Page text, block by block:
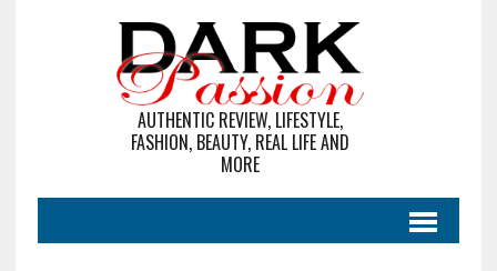
AUTHENTIC REVIEW, LIFESTYLE,
FASHION, BEAUTY, REAL LIFE AND
MORE